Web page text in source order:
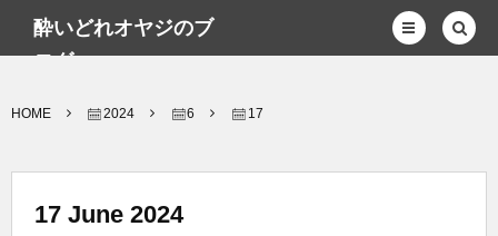
酔いどれオヤジのブ
ログwp
HOME 2024 6 17
17 June 2024